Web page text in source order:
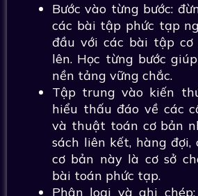
Bước vào từng bước:
các bài tập phức tạp
đầu với các bài tập
lên. Học từng bước
nền tảng vững chắc.
Tập trung vào kiến
hiểu thấu đáo về các
và thuật toán cơ bản
sách liên kết, hàng đợi,
cơ bản này là cơ sở
bài toán phức tạp.
Phân loại và ghi